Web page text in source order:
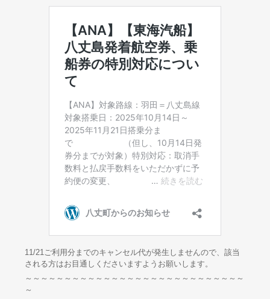
11/21ご利用分までのキャンセル代が発生しませんので、該当
される方はお目通しくださいますようお願いします。
～～～～～～～～～～～～～～～～～～～～～～～～～～～～
～